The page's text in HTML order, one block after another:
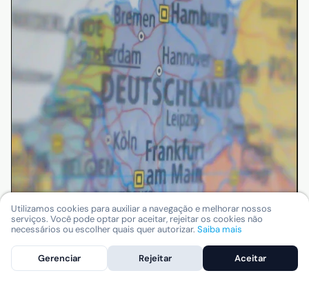
Utilizamos cookies para auxiliar a navegação e melhorar nossos
serviços. Você pode optar por aceitar, rejeitar os cookies não
necessários ou escolher quais quer autorizar. Saiba mais
Gerenciar Rejeitar Aceitar